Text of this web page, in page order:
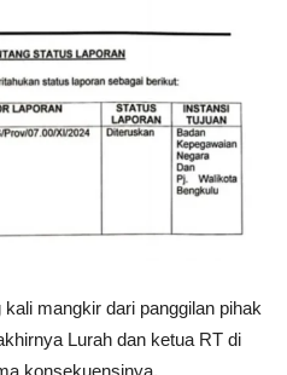
kali mangkir dari panggilan pihak
Lurah dan ketua RT di
konsekuensinya.